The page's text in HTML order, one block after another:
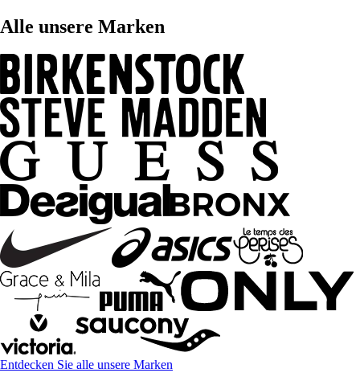
Alle unsere Marken
Entdecken Sie alle unsere Marken